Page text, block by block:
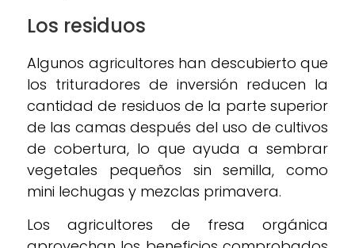
Los residuos
Algunos agricultores han descubierto que
los trituradores de inversión reducen la
cantidad de residuos de la parte superior
de las camas después del uso de cultivos
de cobertura, lo que ayuda a sembrar
vegetales pequeños sin semilla, como
mini lechugas y mezclas primavera.
Los agricultores de fresa orgánica